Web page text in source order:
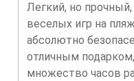
Легкий, но
веселых игр на
абсолютно
отличным
множество часов